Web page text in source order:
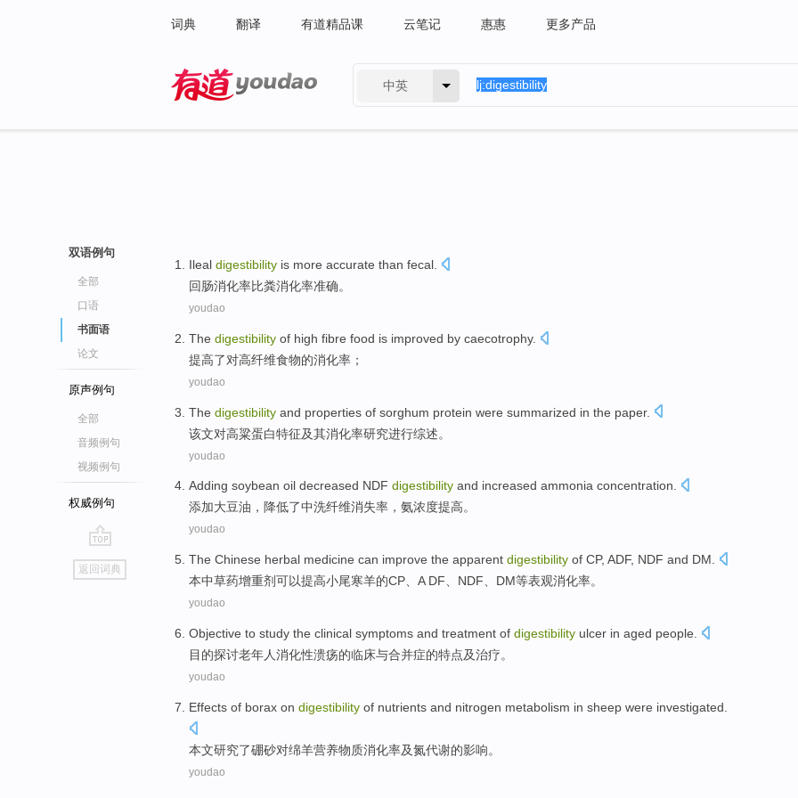
词典 翻译 有道精品课 云笔记 惠惠 更多产品
中英
双语例句
全部
口语
书面语
论文
原声例句
全部
音频例句
视频例句
权威例句
go
top
返回词典
Ileal digestibility is more accurate than fecal
回肠消化率比粪消化率准确。
youdao
The digestibility of high fibre food is improved by caecotrophy.
提高了对高纤维食物的消化率；
youdao
The digestibility and properties of sorghum protein were summarized in the paper.
该文对高粱蛋白特征及其消化率研究进行综述。
youdao
Adding soybean oil decreased NDF digestibility and increased ammonia concentration.
添加大豆油 ， 降低了中洗纤维消失率 ， 氨浓度提高。
youdao
The Chinese herbal medicine can improve the apparent digestibility of CP, ADF, NDF and DM
本中草药增重剂可以提高小尾寒羊的CP 、A DF、 NDF 、DM等表观消化率。
youdao
Objective to study the clinical symptoms and treatment of digestibility ulcer in aged people
目的探讨老年人消化性溃疡的临床与合并症的特点及治疗。
youdao
Effects of borax on digestibility of nutrients and nitrogen metabolism in sheep were investigated
本文研究了硼砂对绵羊营养物质消化率及氮代谢的影响。
youdao